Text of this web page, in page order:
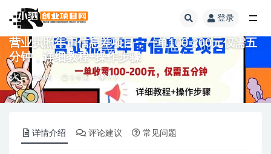
登录
营业执照年审信息差项目，一单100-200元仅需五
分钟，详细教程+操作步骤
中创网 3 年前 9.9
详情介绍 评论建议 常见问题